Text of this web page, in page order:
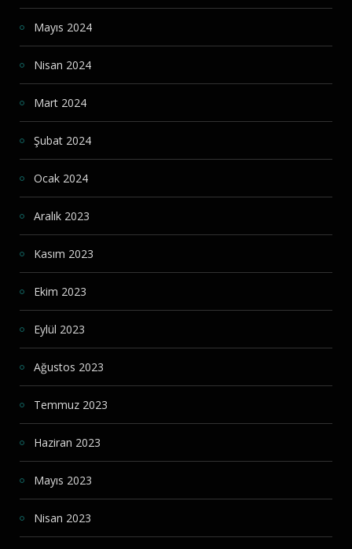
Mayıs 2024
Nisan 2024
Mart 2024
Şubat 2024
Ocak 2024
Aralık 2023
Kasım 2023
Ekim 2023
Eylül 2023
Ağustos 2023
Temmuz 2023
Haziran 2023
Mayıs 2023
Nisan 2023